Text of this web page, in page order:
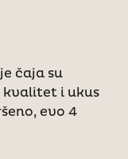
čaja su
kvalitet i ukus
evo 4